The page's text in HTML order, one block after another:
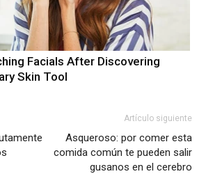
Facials After Discovering
Skin Tool
Artículo siguiente
Asqueroso: por comer esta
comida común te pueden salir
gusanos en el cerebro